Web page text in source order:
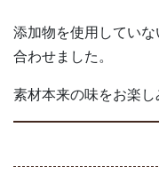
添加物を使用してい
合わせました。
素材本来の味をお楽し